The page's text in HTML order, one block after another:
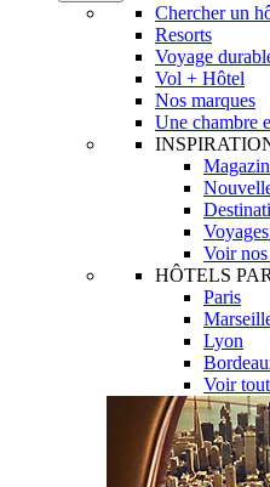
Chercher un
Resorts
Voyage
Vol + Hôtel
Nos marques
Une chambre
Voir
HÔTELS
Paris
Lyon
Voir